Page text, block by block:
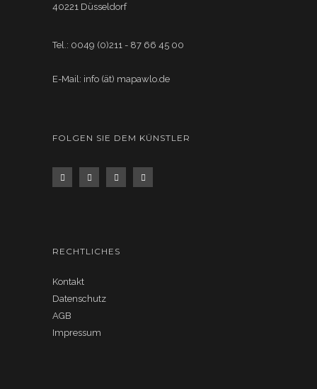
40221 Düsseldorf
Tel.: 0049 (0)211 - 87 66 45 00
E-Mail: info (ät) mapawlo.de
FOLGEN SIE DEM KÜNSTLER
RECHTLICHES
Kontakt
Datenschutz
AGB
Impressum